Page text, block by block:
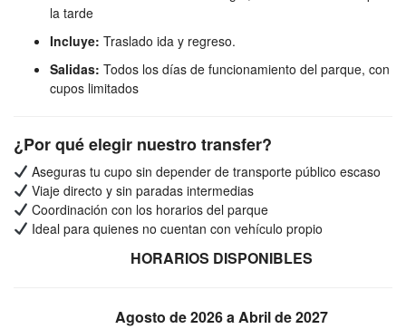
la tarde
Incluye: Traslado ida y regreso.
Salidas: Todos los días de funcionamiento del parque, con
cupos limitados
¿Por qué elegir nuestro transfer?
Aseguras tu cupo sin depender de transporte público escaso
Viaje directo y sin paradas intermedias
Coordinación con los horarios del parque
Ideal para quienes no cuentan con vehículo propio
HORARIOS DISPONIBLES
Agosto de 2026 a Abril de 2027